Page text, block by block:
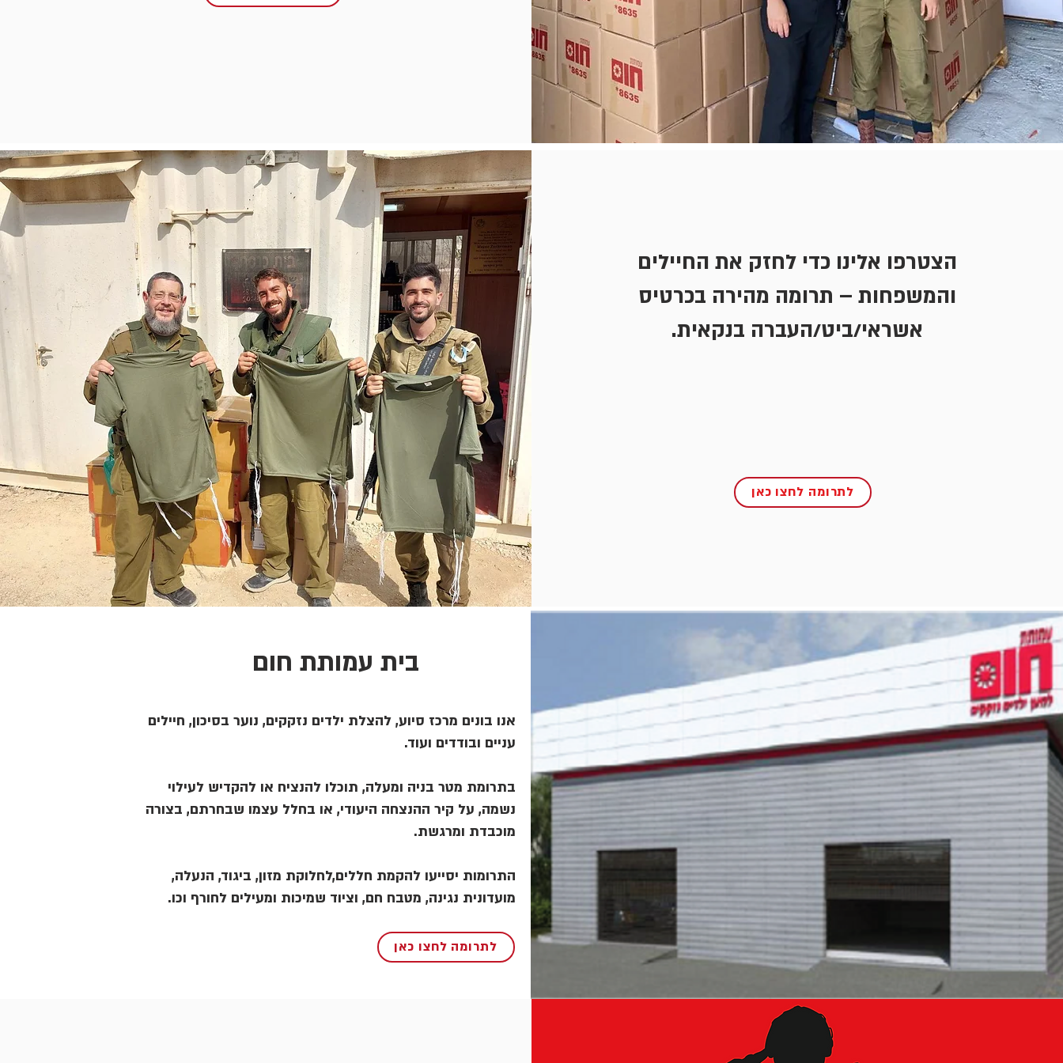
הצטרפו אלינו כדי לחזק את החיילים
והמשפחות – תרומה מהירה בכרטיס
אשראי/ביט/העברה בנקאית.
לתרומה לחצו כאן
בית עמותת חום
אנו בונים מרכז סיוע, להצלת ילדים נזקקים, נוער בסיכון, חיילים
עניים ובודדים ועוד.
בתרומת מטר בניה ומעלה, תוכלו להנציח או להקדיש לעילוי
נשמה, על קיר ההנצחה היעודי, או בחלל עצמו שבחרתם, בצורה
מוכבדת ומרגשת.
התרומות יסייעו להקמת חללים,לחלוקת מזון, ביגוד, הנעלה,
מועדונית נגינה, מטבח חם, וציוד שמיכות ומעילים לחורף וכו.
לתרומה לחצו כאן